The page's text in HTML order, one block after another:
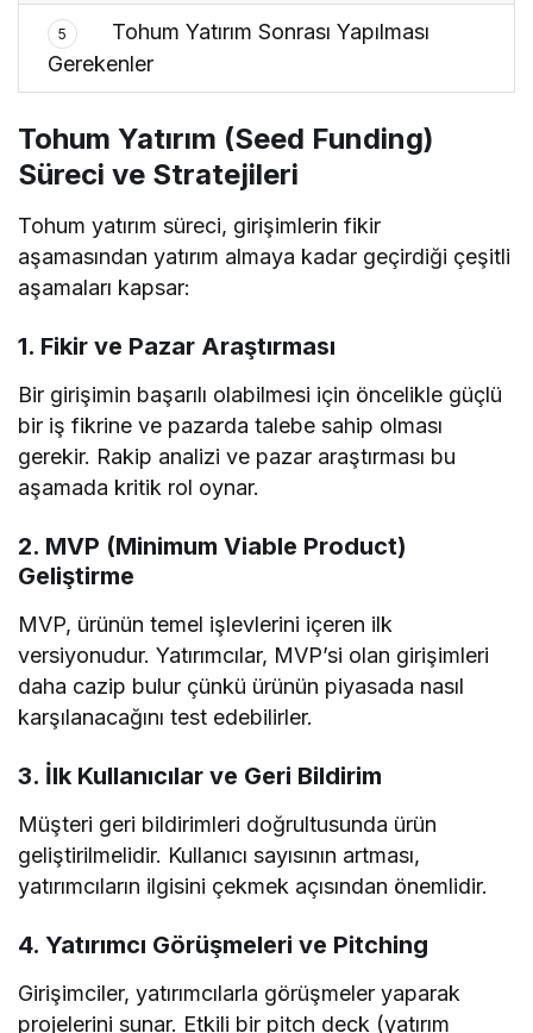
5
Tohum Yatırım Sonrası Yapılması
Gerekenler
Tohum Yatırım (Seed Funding)
Süreci ve Stratejileri
Tohum yatırım süreci, girişimlerin fikir
aşamasından yatırım almaya kadar geçirdiği çeşitli
aşamaları kapsar:
1. Fikir ve Pazar Araştırması
Bir girişimin başarılı olabilmesi için öncelikle güçlü
bir iş fikrine ve pazarda talebe sahip olması
gerekir. Rakip analizi ve pazar araştırması bu
aşamada kritik rol oynar.
2. MVP (Minimum Viable Product)
Geliştirme
MVP, ürünün temel işlevlerini içeren ilk
versiyonudur. Yatırımcılar, MVP’si olan girişimleri
daha cazip bulur çünkü ürünün piyasada nasıl
karşılanacağını test edebilirler.
3. İlk Kullanıcılar ve Geri Bildirim
Müşteri geri bildirimleri doğrultusunda ürün
geliştirilmelidir. Kullanıcı sayısının artması,
yatırımcıların ilgisini çekmek açısından önemlidir.
4. Yatırımcı Görüşmeleri ve Pitching
Girişimciler, yatırımcılarla görüşmeler yaparak
projelerini sunar. Etkili bir pitch deck (yatırım